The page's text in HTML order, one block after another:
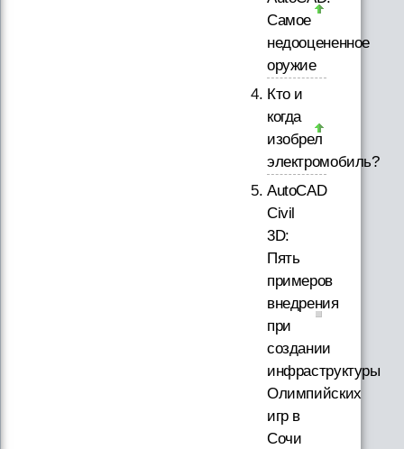
Самое
недооцененное
оружие
Кто и
когда
изобрел
электромобиль?
AutoCAD
Civil
3D:
Пять
примеров
внедрения
при
создании
инфраструктуры
Олимпийских
игр в
Сочи